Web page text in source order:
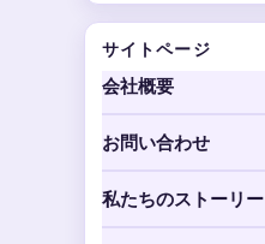
サイトページ
会社概要
お問い合わせ
私たちのストーリー